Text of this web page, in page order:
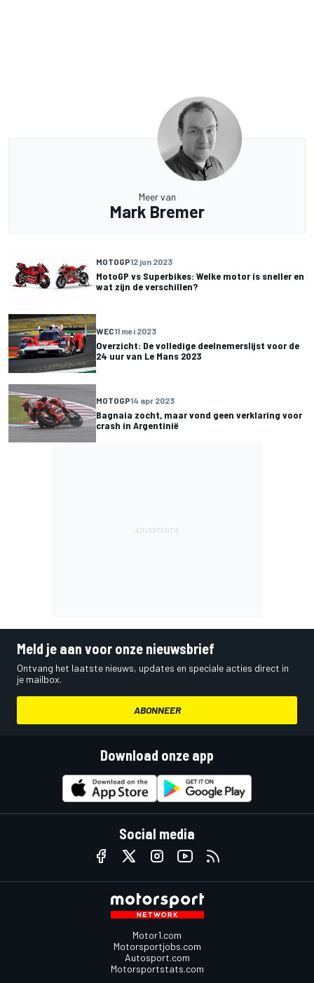
Meer van
Mark Bremer
MOTOGP12 jun 2023
MotoGP vs Superbikes: Welke motor is sneller en
wat zijn de verschillen?
WEC11 mei 2023
Overzicht: De volledige deelnemerslijst voor de
24 uur van Le Mans 2023
MOTOGP14 apr 2023
Bagnaia zocht, maar vond geen verklaring voor
crash in Argentinië
Meld je aan voor onze nieuwsbrief
Ontvang het laatste nieuws, updates en speciale acties direct in
je mailbox.
ABONNEER
Download onze app
Social media
Motor1.com
Motorsportjobs.com
Autosport.com
Motorsportstats.com